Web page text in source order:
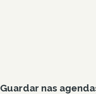
Guardar nas